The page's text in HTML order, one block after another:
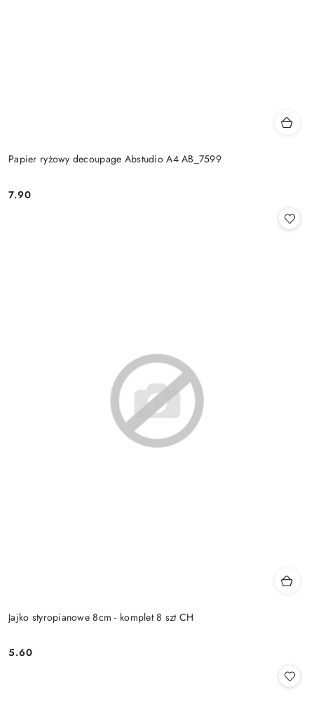
Papier ryżowy decoupage Abstudio A4 AB_7599
Cena:
7.90
Jajko styropianowe 8cm - komplet 8 szt CH
Cena:
5.60